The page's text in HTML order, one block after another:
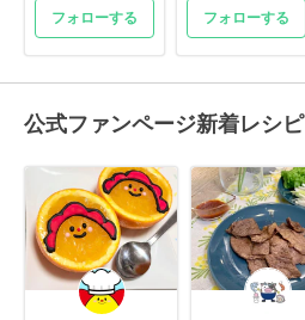
フォローする フォローする
公式ファンページ新着レシピ